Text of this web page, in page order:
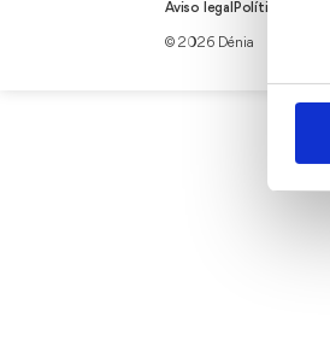
Aviso legal Política de
© 2026 Dénia